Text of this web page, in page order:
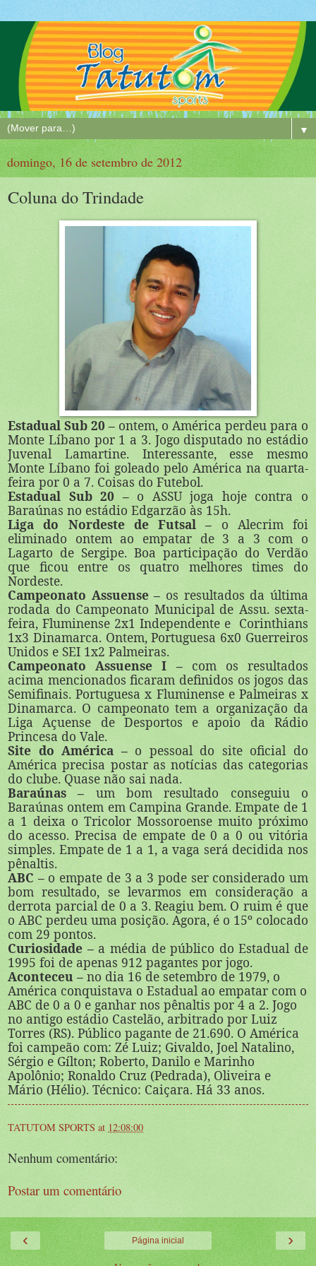
▼
domingo, 16 de setembro de 2012
Coluna do Trindade
Estadual Sub 20 – ontem, o América perdeu para o
Monte Líbano por 1 a 3. Jogo disputado no estádio
Juvenal Lamartine. Interessante, esse mesmo
Monte Líbano foi goleado pelo América na quarta-
feira por 0 a 7. Coisas do Futebol.
Estadual Sub 20 –o ASSU joga hoje contra o
Baraúnas no estádio Edgarzão às 15h.
Liga do Nordeste de Futsal – o Alecrim foi
eliminado ontem ao empatar de 3 a 3 com o
Lagarto de Sergipe. Boa participação do Verdão
que ficou entre os quatro melhores times do
Nordeste.
Campeonato Assuense – os resultados da última
rodada do Campeonato Municipal de Assu. sexta-
feira, Fluminense 2x1 Independente e Corinthians
1x3 Dinamarca. Ontem, Portuguesa 6x0 Guerreiros
Unidos e SEI 1x2 Palmeiras.
Campeonato Assuense I –com os resultados
acima mencionados ficaram definidos os jogos das
Semifinais. Portuguesa x Fluminense e Palmeiras x
Dinamarca. O campeonato tem a organização da
Liga Açuense de Desportos e apoio da Rádio
Princesa do Vale.
Site do América –o pessoal do site oficial do
América precisa postar as notícias das categorias
do clube. Quase não sai nada.
Baraúnas – um bom resultado conseguiu o
Baraúnas ontem em Campina Grande. Empate de 1
a 1 deixa o Tricolor Mossoroense muito próximo
do acesso. Precisa de empate de 0 a 0 ou vitória
simples. Empate de 1 a 1, a vaga será decidida nos
pênaltis.
ABC –o empate de 3 a 3 pode ser considerado um
bom resultado, se levarmos em consideração a
derrota parcial de 0 a 3. Reagiu bem. O ruim é que
o ABC perdeu uma posição. Agora, é o 15º colocado
com 29 pontos.
Curiosidade –a média de público do Estadual de
1995 foi de apenas 912 pagantes por jogo.
Aconteceu – no dia 16 de setembro de 1979, o
América conquistava o Estadual ao empatar com o
ABC de 0 a 0 e ganhar nos pênaltis por 4 a 2. Jogo
no antigo estádio Castelão, arbitrado por Luiz
Torres (RS). Público pagante de 21.690. O América
foi campeão com: Zé Luiz; Givaldo, Joel Natalino,
Sérgio e Gílton; Roberto, Danilo e Marinho
Apolônio; Ronaldo Cruz (Pedrada), Oliveira e
Mário (Hélio). Técnico: Caiçara. Há 33 anos.
TATUTOM SPORTS at 12:08:00
Nenhum comentário:
Postar um comentário
‹ ›
Página inicial